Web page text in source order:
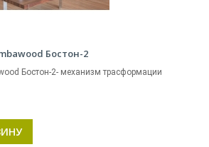
Бостон-2
Бостон-2- механизм трасформации